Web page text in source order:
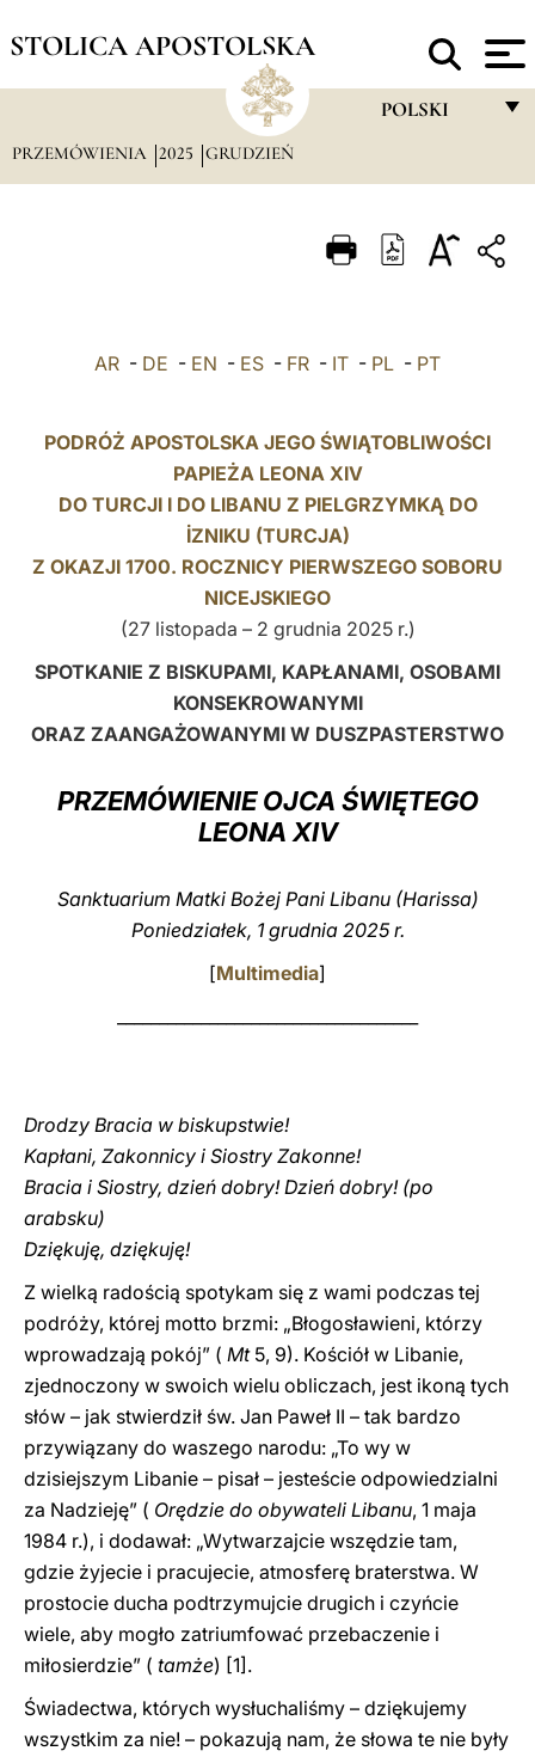
STOLICA APOSTOLSKA
POLSKI
ITALIANO
POLSKI
LATINE
PRZEMÓWIENIA 2025 GRUDZIEŃ
AR - DE - EN - ES - FR - IT - PL - PT
PODRÓŻ APOSTOLSKA JEGO ŚWIĄTOBLIWOŚCI
PAPIEŻA LEONA XIV
DO TURCJI I DO LIBANU Z PIELGRZYMKĄ DO
İZNIKU (TURCJA)
Z OKAZJI 1700. ROCZNICY PIERWSZEGO SOBORU
NICEJSKIEGO
(27 listopada – 2 grudnia 2025 r.)
SPOTKANIE Z BISKUPAMI, KAPŁANAMI, OSOBAMI
KONSEKROWANYMI
ORAZ ZAANGAŻOWANYMI W DUSZPASTERSTWO
PRZEMÓWIENIE OJCA ŚWIĘTEGO
LEONA XIV
Sanktuarium Matki Bożej Pani Libanu (Harissa)
Poniedziałek, 1 grudnia 2025 r.
[Multimedia]
Drodzy Bracia w biskupstwie!
Kapłani, Zakonnicy i Siostry Zakonne!
Bracia i Siostry, dzień dobry! Dzień dobry! (po
arabsku)
Dziękuję, dziękuję!
Z wielką radością spotykam się z wami podczas tej
podróży, której motto brzmi: „Błogosławieni, którzy
wprowadzają pokój” ( Mt5, 9). Kościół w Libanie,
zjednoczony w swoich wielu obliczach, jest ikoną tych
słów – jak stwierdził św. Jan Paweł II – tak bardzo
przywiązany do waszego narodu: „To wy w
dzisiejszym Libanie – pisał – jesteście odpowiedzialni
za Nadzieję” ( Orędzie do obywateli Libanu, 1 maja
1984 r.), i dodawał: „Wytwarzajcie wszędzie tam,
gdzie żyjecie i pracujecie, atmosferę braterstwa. W
prostocie ducha podtrzymujcie drugich i czyńcie
wiele, aby mogło zatriumfować przebaczenie i
miłosierdzie” ( tamże) [1].
Świadectwa, których wysłuchaliśmy – dziękujemy
wszystkim za nie! – pokazują nam, że słowa te nie były